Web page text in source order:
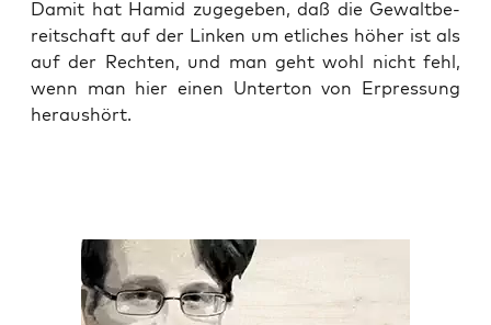
Damit hat Hamid zuge­ge­ben, daß die Gewalt­be­
reit­schaft auf der Lin­ken um etli­ches höher ist als
auf der Rech­ten, und man geht wohl nicht fehl,
wenn man hier einen Unter­ton von Erpres­sung
heraushört.